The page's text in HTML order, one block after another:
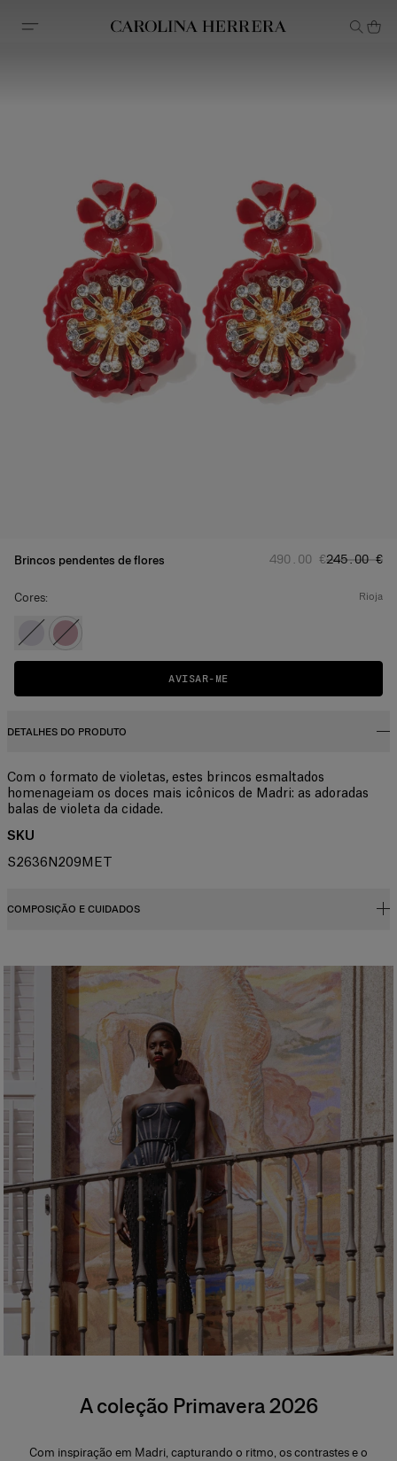
Declaração de acessibilidade
Brincos pendentes de flores Preço normal:
‌490.00 €Preço
‌245.00 €
Cores: rioja
AVISAR-ME
DETALHES DO PRODUTO
Com o formato de violetas, estes brincos esmaltados
homenageiam os doces mais icônicos de Madri: as adoradas
balas de violeta da cidade.
SKU
S2636N209MET
COMPOSIÇÃO E CUIDADOS
2% zircônia cúbica
Instruções de lavagem
Somente limpeza de manchas pontuais
Produzido nos
China
A coleção Primavera 2026
Com inspiração em Madri, capturando o ritmo, os contrastes e o